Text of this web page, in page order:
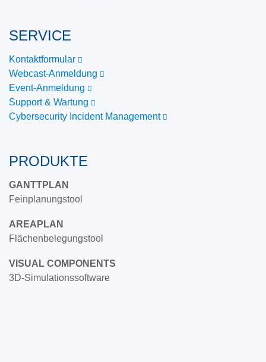
SERVICE
Kontaktformular
Webcast-Anmeldung
Event-Anmeldung
Support & Wartung
Cybersecurity Incident Management
PRODUKTE
GANTTPLAN
Feinplanungstool
AREAPLAN
Flächenbelegungstool
VISUAL COMPONENTS
3D-Simulationssoftware